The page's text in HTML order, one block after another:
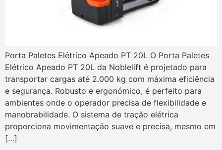
Porta Paletes Elétrico Apeado PT 20L O Porta Paletes
Elétrico Apeado PT 20L da Noblelift é projetado para
transportar cargas até 2.000 kg com máxima eficiência
e segurança. Robusto e ergonómico, é perfeito para
ambientes onde o operador precisa de flexibilidade e
manobrabilidade. O sistema de tração elétrica
proporciona movimentação suave e precisa, mesmo em
[…]